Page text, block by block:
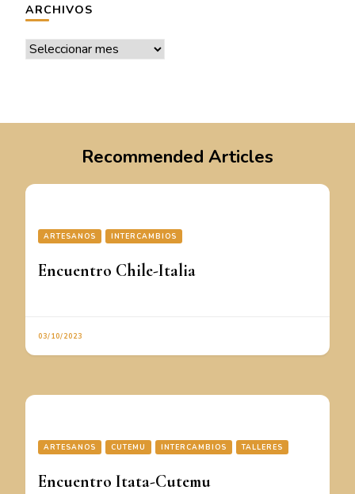
ARCHIVOS
Archivos
Recommended Articles
ARTESANOS INTERCAMBIOS
Encuentro Chile-Italia
03/10/2023
ARTESANOS CUTEMU INTERCAMBIOS TALLERES
Encuentro Itata-Cutemu